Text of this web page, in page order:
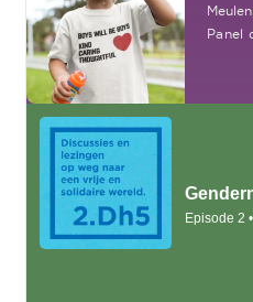
Panel